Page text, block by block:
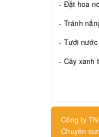
- Đặt hoa
- Tránh
- Tưới nước
- Cây xanh
Công ty
Chuyên